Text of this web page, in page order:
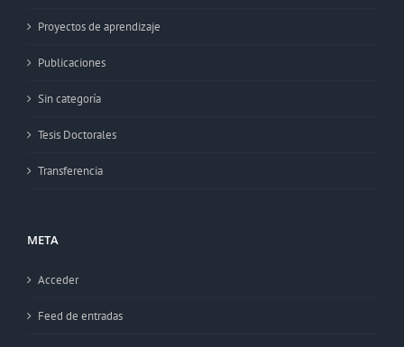
Proyectos de aprendizaje
Publicaciones
Sin categoría
Tesis Doctorales
Transferencia
META
Acceder
Feed de entradas